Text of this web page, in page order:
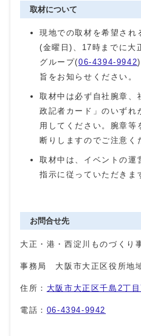
取材について
現地での取材を希望され
(金曜日)、17時までに大
グループ(06-4394-9942
旨をお知らせください。
取材中は必ず自社腕章、
政記者カード」のいずれ
用してください。腕章等
断りしますのでご注意く
取材中は、イベントの運
指示に従っていただきま
お問合せ先
大正・港・西淀川ものづくり
事務局 大阪市大正区役所地
住所： 大阪市大正区千島2丁
電話： 06-4394-9942